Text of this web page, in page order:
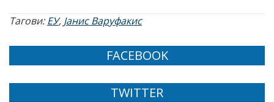
Тагови:ЕУ, Јанис Варуфакис
FACEBOOK
TWITTER